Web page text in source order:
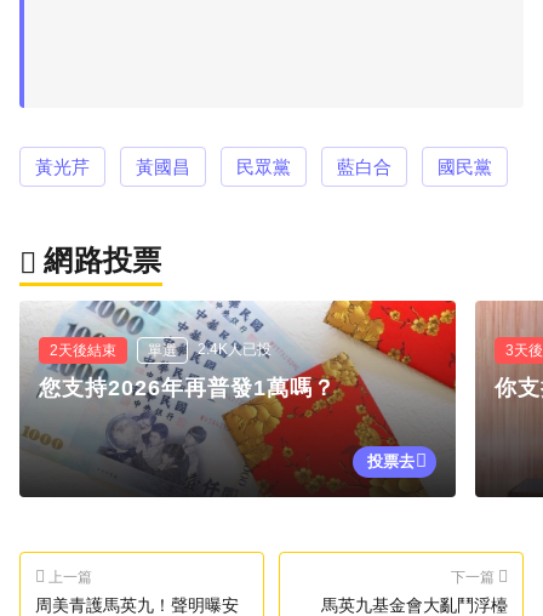
黃光芹 黃國昌 民眾黨 藍白合 國民黨
網路投票
2天後結束 單選 2.4K人已投
您支持2026年再普發1萬嗎？
投票去
3天
你
上一篇
周美青護馬英九！聲明曝安
下一篇
馬英九基金會大亂鬥浮檯